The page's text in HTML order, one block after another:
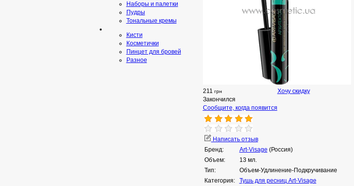
Хочу скидку
211 грн
Закончился
Сообщите, когда появится
Написать отзыв
Бренд:
Art-Visage (Россия)
Объем:
13 мл.
Тип:
Объем-Удлинение-Подкручивание
Категория:
Тушь для ресниц Art-Visage
Наборы и палетки
Пудры
Тональные кремы
Кисти
Косметички
Пинцет для бровей
Разное